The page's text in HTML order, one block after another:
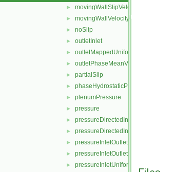
► movingWallSlipVelocity
► movingWallVelocity
► noSlip
► outletInlet
► outletMappedUniformInlet
► outletPhaseMeanVelocity
► partialSlip
► phaseHydrostaticPressure
► plenumPressure
► pressure
► pressureDirectedInletOutletVelocity
► pressureDirectedInletVelocity
► pressureInletOutletParSlipVelocity
► pressureInletOutletVelocity
► pressureInletUniformVelocity